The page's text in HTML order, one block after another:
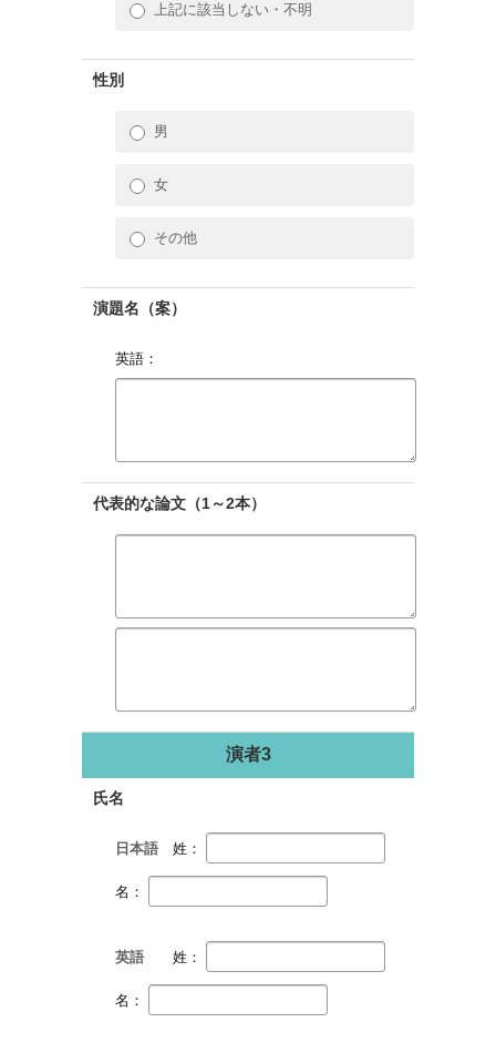
上記に該当しない・不明
性別
男
女
その他
演題名（案）
英語：
代表的な論文（1～2本）
演者3
氏名
日本語 姓：
名：
英語 姓：
名：